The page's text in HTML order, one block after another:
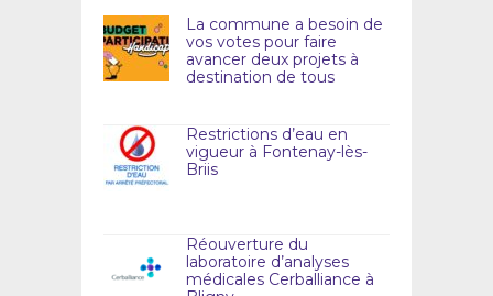
La commune a besoin de
vos votes pour faire
avancer deux projets à
destination de tous
Restrictions d’eau en
vigueur à Fontenay-lès-
Briis
Réouverture du
laboratoire d’analyses
médicales Cerballiance à